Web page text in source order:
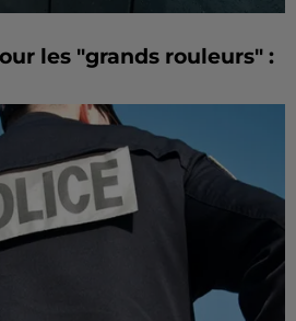
les "grands rouleurs" :